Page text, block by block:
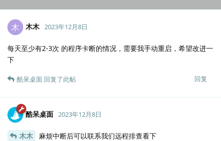
木 木木 2023年12月8日
每天至少有2-3次 的程序卡断的情况，需要我手动重启，希望改进一
下
回复
酷呆桌面 回复了此帖
酷呆桌面 2023年12月8日
木木 麻烦中断后可以联系我们远程排查看下